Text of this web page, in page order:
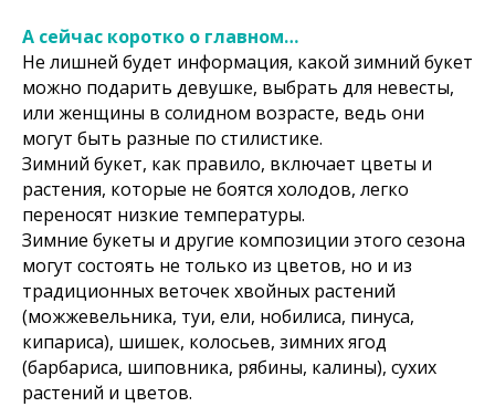
А сейчас коротко о главном…
Не лишней будет информация, какой зимний букет
можно подарить девушке, выбрать для невесты,
или женщины в солидном возрасте, ведь они
могут быть разные по стилистике.
Зимний букет, как правило, включает цветы и
растения, которые не боятся холодов, легко
переносят низкие температуры.
Зимние букеты и другие композиции этого сезона
могут состоять не только из цветов, но и из
традиционных веточек хвойных растений
(можжевельника, туи, ели, нобилиса, пинуса,
кипариса), шишек, колосьев, зимних ягод
(барбариса, шиповника, рябины, калины), сухих
растений и цветов.